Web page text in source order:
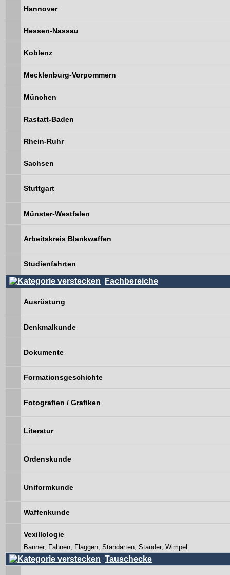
Hannover
Hessen-Nassau
Koblenz
Mecklenburg-Vorpommern
München
Rastatt-Baden
Rhein-Ruhr
Sachsen
Stuttgart
Münster-Westfalen
Arbeitskreis Blankwaffen
Studienfahrten
Fachbereiche
Ausrüstung
Denkmalkunde
Dokumente
Formationsgeschichte
Fotografien / Grafiken
Literatur
Ordenskunde
Uniformkunde
Waffenkunde
Vexillologie
Banner, Fahnen, Flaggen, Standarten, Stander, Wimpel
Tauschecke